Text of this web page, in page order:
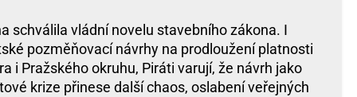
schválila vládní novelu stavebního zákona. I
pozměňovací návrhy na prodloužení platnosti
i Pražského okruhu, Piráti varují, že návrh jako
krize přinese další chaos, oslabení veřejných